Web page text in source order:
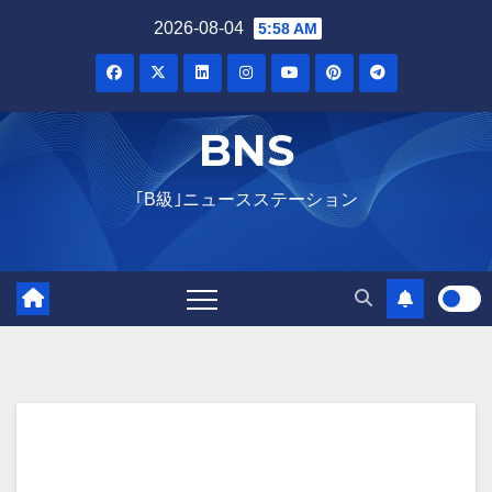
2026-08-04 5:58 AM
BNS
｢B級｣ニュースステーション